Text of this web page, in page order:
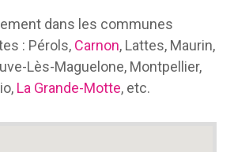
dans les communes
: Pérols, Carnon, Lattes, Maurin,
Lès-Maguelone, Montpellier,
La Grande-Motte, etc.